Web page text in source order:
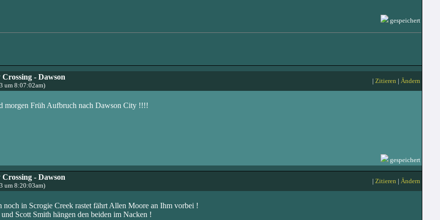
gespeichert
- Dawson
um 8:07:02am)
| Zitieren | Ändern
morgen Früh Aufbruch nach Dawson City !!!!
gespeichert
- Dawson
um 8:20:03am)
| Zitieren | Ändern
in Scrogie Creek rastet fährt Allen Moore an Ihm vorbei !
Scott Smith hängen den beiden im Nacken !